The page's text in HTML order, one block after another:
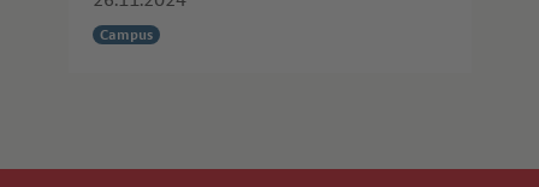
meistert
Campus